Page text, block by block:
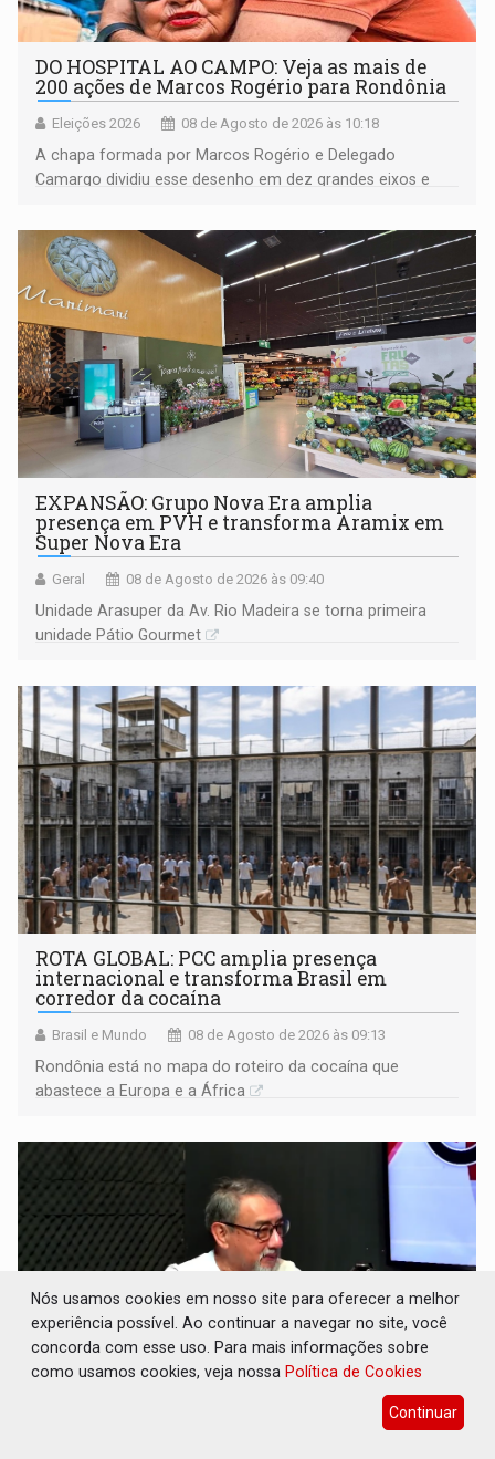
DO HOSPITAL AO CAMPO: Veja as mais de
200 ações de Marcos Rogério para Rondônia
Eleições 2026 08 de Agosto de 2026 às 10:18
A chapa formada por Marcos Rogério e Delegado
Camargo dividiu esse desenho em dez grandes eixos e
EXPANSÃO: Grupo Nova Era amplia
presença em PVH e transforma Aramix em
Super Nova Era
Geral 08 de Agosto de 2026 às 09:40
Unidade Arasuper da Av. Rio Madeira se torna primeira
unidade Pátio Gourmet
ROTA GLOBAL: PCC amplia presença
internacional e transforma Brasil em
corredor da cocaína
Brasil e Mundo 08 de Agosto de 2026 às 09:13
Rondônia está no mapa do roteiro da cocaína que
abastece a Europa e a África
CONEXÃO RONDONIAOVIVO: Museólogo
Antônio Ocampo conduz a história de uma
Nós usamos cookies em nosso site para oferecer a melhor
experiência possível. Ao continuar a navegar no site, você
concorda com esse uso. Para mais informações sobre
como usamos cookies, veja nossa Política de Cookies
Continuar